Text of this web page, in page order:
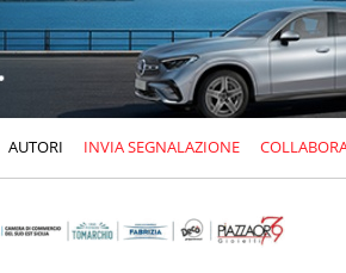
AUTORI INVIA SEGNALAZIONE